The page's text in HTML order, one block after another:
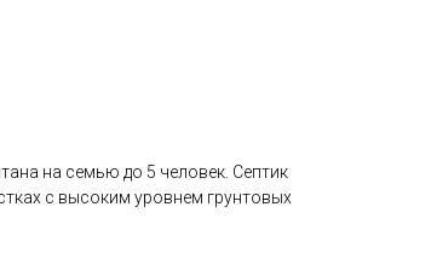
на семью до 5 человек. Септик
с высоким уровнем грунтовых